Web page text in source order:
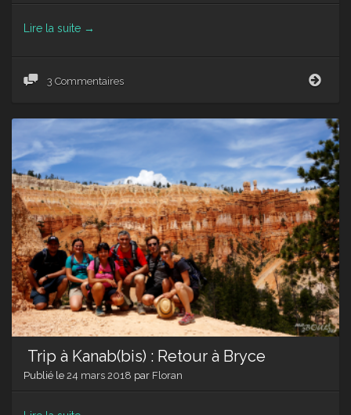
Lire la suite →
3 Commentaires
:
Se
à
la
Page
Trip à Kanab(bis) : Retour à Bryce
Publié le 24 mars 2018 par Floran